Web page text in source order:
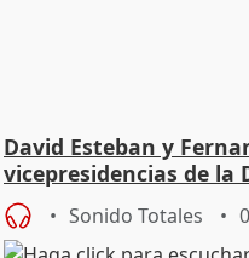
David Esteban y
vicepresidencias de la
Sonido Totales